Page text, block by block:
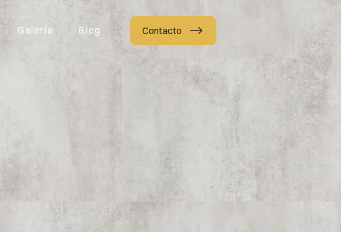
Galería Blog Contacto